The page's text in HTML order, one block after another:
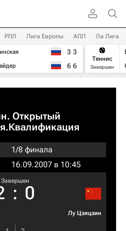
РПЛ Лига Европы АПЛ Ла Лига
3 3
6 6
Теннис
Завершен
Открытый
1/8 финала
16.09.2007 в 10:45
Завершен
: 0
Лу Цзяцзин